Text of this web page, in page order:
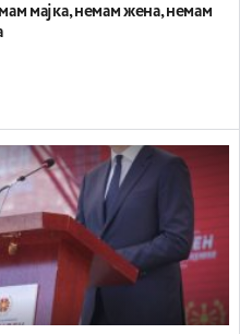
мајка, немам жена, немам